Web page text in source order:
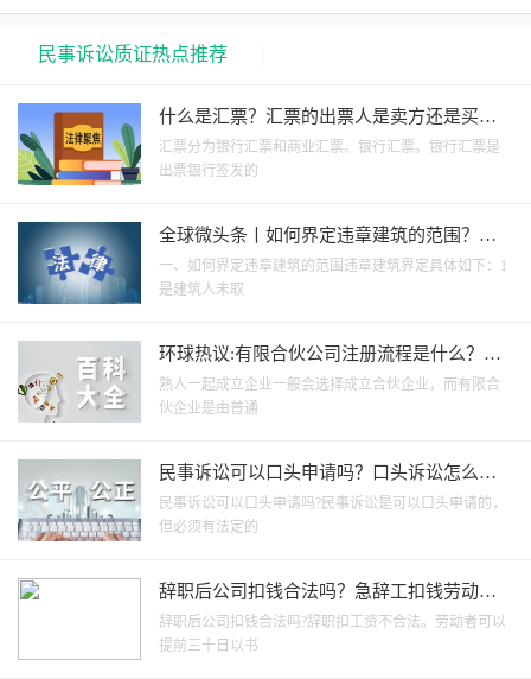
民事诉讼质证热点推荐
什么是汇票？汇票的出票人是卖方还是买
方？
汇票分为银行汇票和商业汇票。银行汇票。银行汇票是
出票银行签发的
全球微头条丨如何界定违章建筑的范围？违
章建筑有哪些处理方式？
一、如何界定违章建筑的范围违章建筑界定具体如下：1
是建筑人未取
环球热议:有限合伙公司注册流程是什么？有
限合伙企业注册需要的材料是什么？
熟人一起成立企业一般会选择成立合伙企业，而有限合
伙企业是由普通
民事诉讼可以口头申请吗？口头诉讼怎么立
案？
民事诉讼可以口头申请吗?民事诉讼是可以口头申请的，
但必须有法定的
辞职后公司扣钱合法吗？急辞工扣钱劳动法
是怎么规定？
辞职后公司扣钱合法吗?辞职扣工资不合法。劳动者可以
提前三十日以书